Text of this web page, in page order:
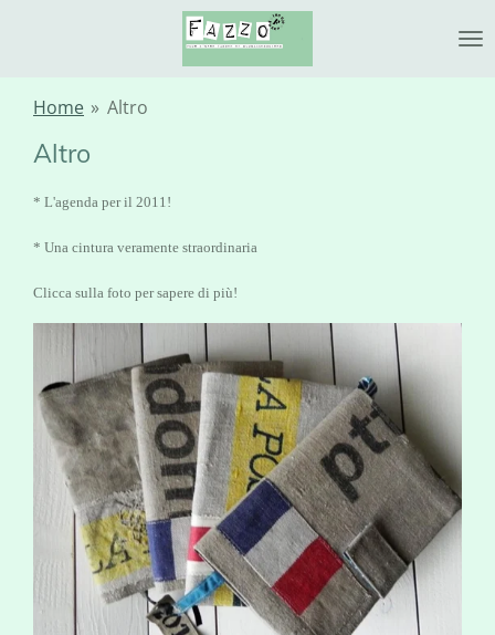
Home » Altro
Altro
* L'agenda per il 2011!
* Una cintura veramente straordinaria
Clicca sulla foto per sapere di più!